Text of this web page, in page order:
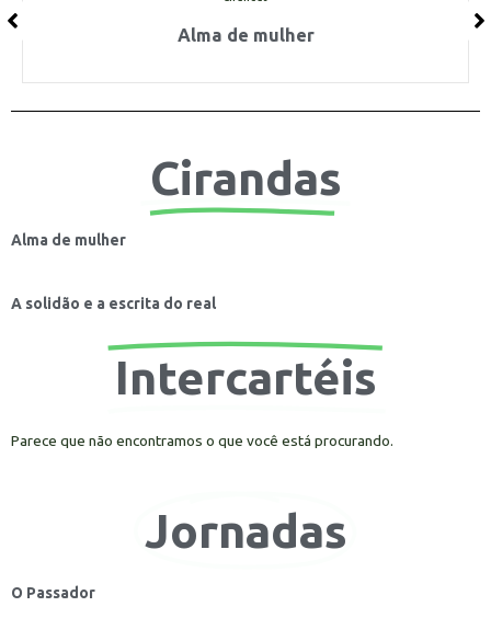
Alma de mulher
Cirandas
Alma de mulher
A solidão e a escrita do real
Intercartéis
Parece que não encontramos o que você está procurando.
Jornadas
O Passador